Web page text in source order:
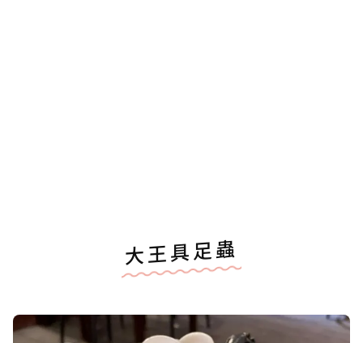
大王具足蟲